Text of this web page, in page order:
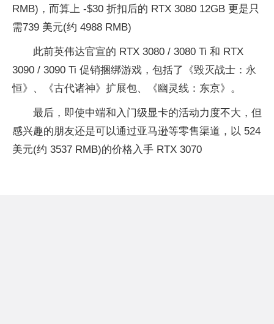
RMB)，而算上 -$30 折扣后的 RTX 3080 12GB 更是只
需739 美元(约 4988 RMB)
此前英伟达官宣的 RTX 3080 / 3080 Ti 和 RTX
3090 / 3090 Ti 促销捆绑游戏，包括了《毁灭战士：永
恒》、《古代诸神》扩展包、《幽灵线：东京》。
最后，即使中端和入门级显卡的活动力度不大，但
感兴趣的朋友还是可以通过亚马逊等零售渠道，以 524
美元(约 3537 RMB)的价格入手 RTX 3070